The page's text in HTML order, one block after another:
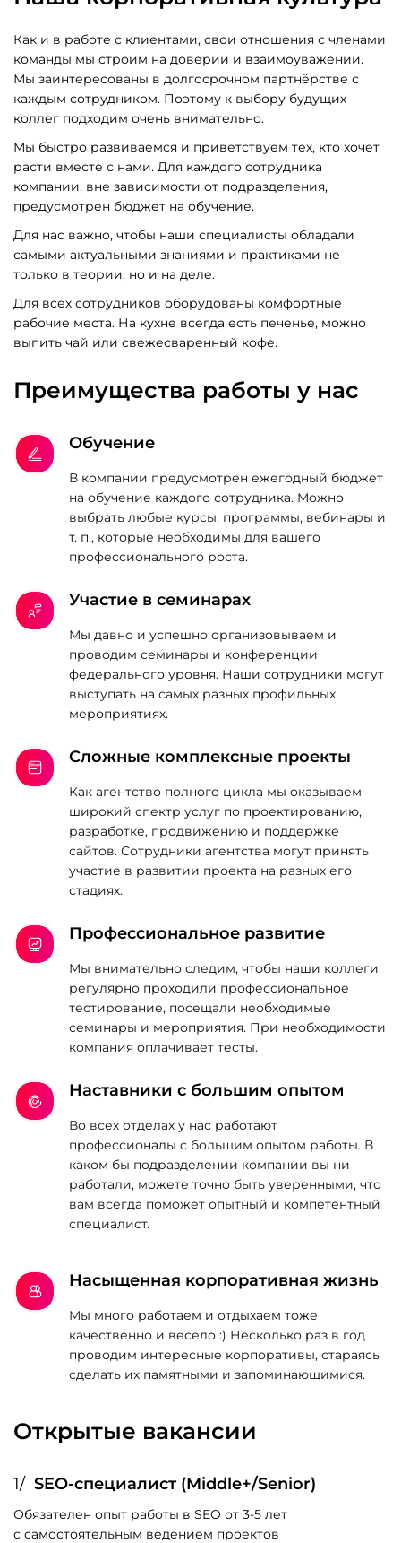
Техподдержка
и развитие
Битрикс 24
Как и в работе с клиентами, свои отношения с членами
команды мы строим на доверии и взаимоуважении.
Мы заинтересованы в долгосрочном партнёрстве с
каждым сотрудником. Поэтому к выбору будущих
коллег подходим очень внимательно.
Мы быстро развиваемся и приветствуем тех, кто хочет
расти вместе с нами. Для каждого сотрудника
компании, вне зависимости от подразделения,
предусмотрен бюджет на обучение.
Для нас важно, чтобы наши специалисты обладали
самыми актуальными знаниями и практиками не
только в теории, но и на деле.
Для всех сотрудников оборудованы комфортные
рабочие места. На кухне всегда есть печенье, можно
выпить чай или свежесваренный кофе.
Преимущества работы у нас
Обучение
В компании предусмотрен ежегодный бюджет
на обучение каждого сотрудника. Можно
выбрать любые курсы, программы, вебинары и
т. п., которые необходимы для вашего
профессионального роста.
Участие в семинарах
Мы давно и успешно организовываем и
проводим семинары и конференции
федерального уровня. Наши сотрудники могут
выступать на самых разных профильных
мероприятиях.
Сложные комплексные проекты
Как агентство полного цикла мы оказываем
широкий спектр услуг по проектированию,
разработке, продвижению и поддержке
сайтов. Сотрудники агентства могут принять
участие в развитии проекта на разных его
стадиях.
Профессиональное развитие
Мы внимательно следим, чтобы наши коллеги
регулярно проходили профессиональное
тестирование, посещали необходимые
семинары и мероприятия. При необходимости
компания оплачивает тесты.
Наставники с большим опытом
Во всех отделах у нас работают
профессионалы с большим опытом работы. В
каком бы подразделении компании вы ни
работали, можете точно быть уверенными, что
вам всегда поможет опытный и компетентный
специалист.
Насыщенная корпоративная жизнь
Мы много работаем и отдыхаем тоже
качественно и весело :) Несколько раз в год
проводим интересные корпоративы, стараясь
сделать их памятными и запоминающимися.
Открытые вакансии
1/ SEO-специалист (Middle+/Senior)
Обязателен опыт работы в SEO от 3‑5 лет
с самостоятельным ведением проектов